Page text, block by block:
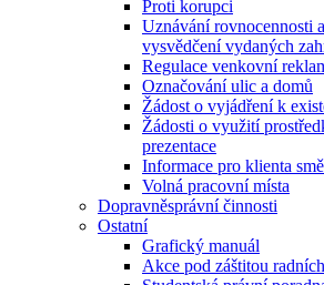
Proti korupci
Uznávání rovnocennosti
vysvědčení vydaných
Regulace venkovní
Označování ulic a domů
Žádost o vyjádření k
Žádosti o využití
prezentace
Informace pro klienta
Volná pracovní místa
Dopravněsprávní činnosti
Ostatní
Grafický manuál
Akce pod záštitou